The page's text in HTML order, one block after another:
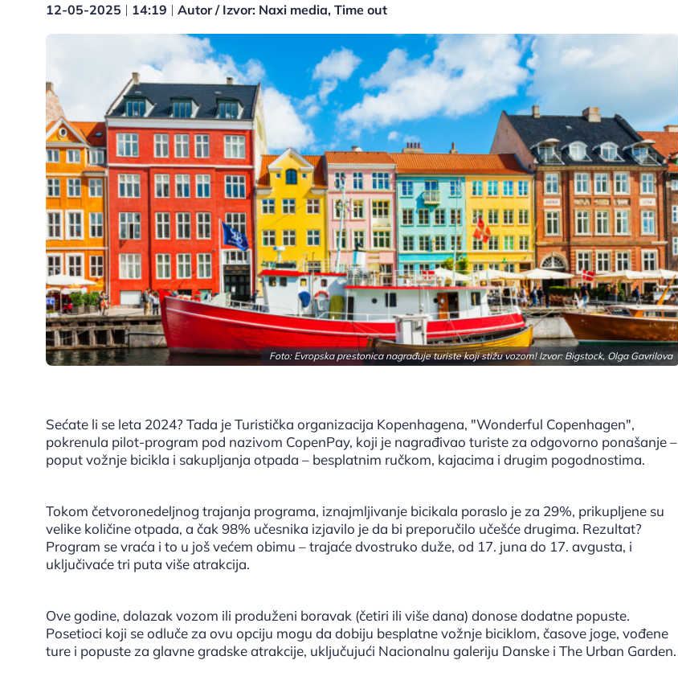
12-05-2025 14:19 Autor / Izvor: Naxi media, Time out
Foto: Evropska prestonica nagrađuje turiste koji stižu vozom! Izvor: Bigstock, Olga Gavrilova
Sećate li se leta 2024? Tada je Turistička organizacija Kopenhagena, "Wonderful Copenhagen",
pokrenula pilot-program pod nazivom CopenPay, koji je nagrađivao turiste za odgovorno ponašanje –
poput vožnje bicikla i sakupljanja otpada – besplatnim ručkom, kajacima i drugim pogodnostima.
Tokom četvoronedeljnog trajanja programa, iznajmljivanje bicikala poraslo je za 29%, prikupljene su
velike količine otpada, a čak 98% učesnika izjavilo je da bi preporučilo učešće drugima. Rezultat?
Program se vraća i to u još većem obimu – trajaće dvostruko duže, od 17. juna do 17. avgusta, i
uključivaće tri puta više atrakcija.
Ove godine, dolazak vozom ili produženi boravak (četiri ili više dana) donose dodatne popuste.
Posetioci koji se odluče za ovu opciju mogu da dobiju besplatne vožnje biciklom, časove joge, vođene
ture i popuste za glavne gradske atrakcije, uključujući Nacionalnu galeriju Danske i The Urban Garden.